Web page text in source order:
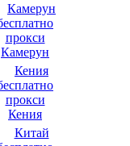
Камерун
Кения